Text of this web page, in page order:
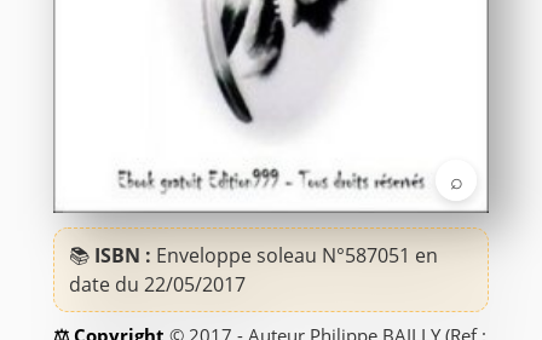
⌕
📚 ISBN : Enveloppe soleau N°587051 en
date du 22/05/2017